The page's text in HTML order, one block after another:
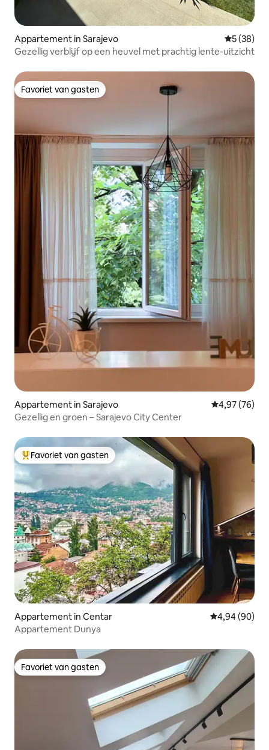
Appartement in Sarajevo
5 (38)
Gezellig verblijf op een heuvel met prachtig lente-uitzicht
Favoriet van gasten
Favoriet van gasten
Appartement in Sarajevo Gemiddelde
4,97 (76)
Gezellig en groen – Sarajevo City Center
Topfavoriet van gasten
Favoriet van gasten
Appartement in Centar Gemiddelde
4,94 (90)
Appartement Dunya
Favoriet van gasten
Favoriet van gasten